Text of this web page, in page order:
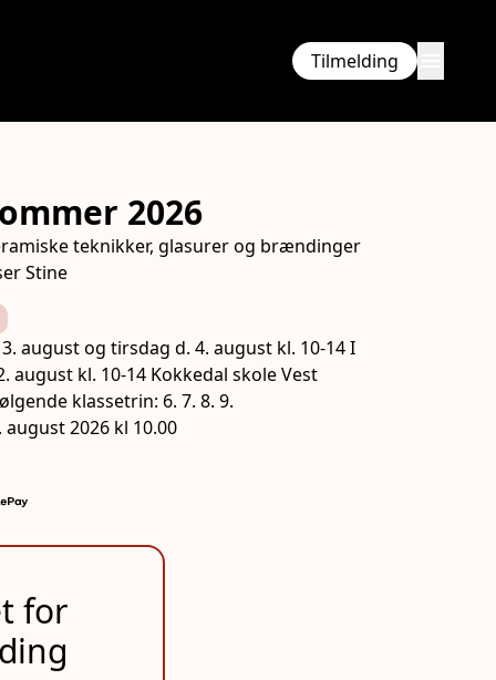
Tilmelding
2026
teknikker, glasurer og brændinger
Stine
august og tirsdag d. 4. august kl. 10-14 I
august kl. 10-14 Kokkedal skole Vest
klassetrin: 6. 7. 8. 9.
2026 kl 10.00
for